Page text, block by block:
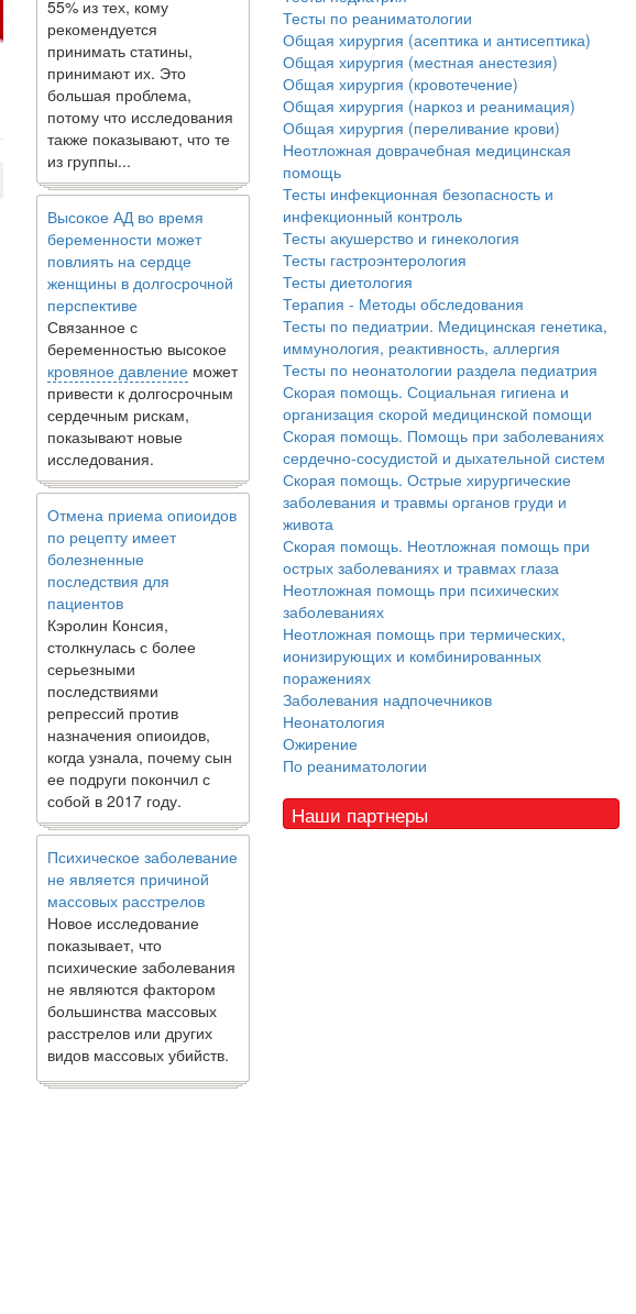
55% из тех, кому
рекомендуется
принимать статины,
принимают их. Это
большая проблема,
потому что исследования
также показывают, что те
из группы...
Высокое АД во время
беременности может
повлиять на сердце
женщины в долгосрочной
перспективе
Связанное с
беременностью высокое
кровяное давление может
привести к долгосрочным
сердечным рискам,
показывают новые
исследования.
Отмена приема опиоидов
по рецепту имеет
болезненные
последствия для
пациентов
Кэролин Консия,
столкнулась с более
серьезными
последствиями
репрессий против
назначения опиоидов,
когда узнала, почему сын
ее подруги покончил с
собой в 2017 году.
Психическое заболевание
не является причиной
массовых расстрелов
Новое исследование
показывает, что
психические заболевания
не являются фактором
большинства массовых
расстрелов или других
видов массовых убийств.
Тесты по реаниматологии
Общая хирургия (асептика и антисептика)
Общая хирургия (местная анестезия)
Общая хирургия (кровотечение)
Общая хирургия (наркоз и реанимация)
Общая хирургия (переливание крови)
Неотложная доврачебная медицинская
помощь
Тесты инфекционная безопасность и
инфекционный контроль
Тесты акушерство и гинекология
Тесты гастроэнтерология
Тесты диетология
Терапия - Методы обследования
Тесты по педиатрии. Медицинская генетика,
иммунология, реактивность, аллергия
Тесты по неонатологии раздела педиатрия
Скорая помощь. Социальная гигиена и
организация скорой медицинской помощи
Скорая помощь. Помощь при заболеваниях
сердечно-сосудистой и дыхательной систем
Скорая помощь. Острые хирургические
заболевания и травмы органов груди и
живота
Скорая помощь. Неотложная помощь при
острых заболеваниях и травмах глаза
Неотложная помощь при психических
заболеваниях
Неотложная помощь при термических,
ионизирующих и комбинированных
поражениях
Заболевания надпочечников
Неонатология
Ожирение
По реаниматологии
Наши партнеры